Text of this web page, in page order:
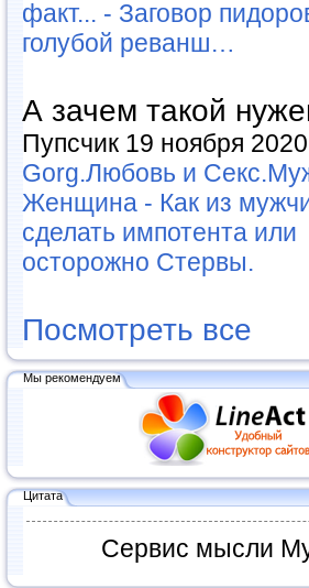
факт... - Заговор
голубой реванш…
А зачем такой
Пупсчик 19 ноября
Gorg.Любовь и
Женщина - Как из
сделать импотента или
осторожно Стервы.
Посмотреть все
Мы рекомендуем
Цитата
Сервис мысли